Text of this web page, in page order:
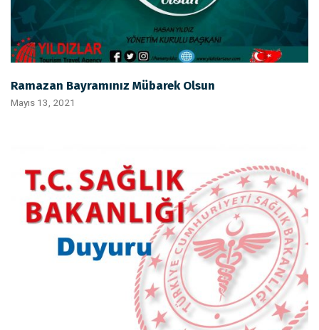
Ramazan Bayramınız Mübarek Olsun
Mayıs 13, 2021